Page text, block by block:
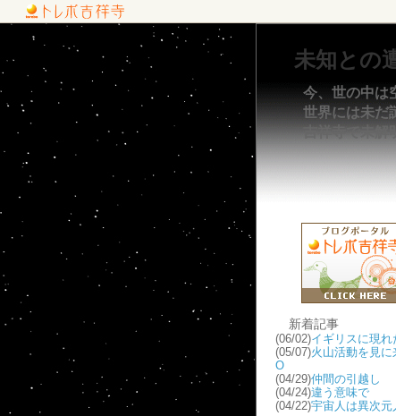
未知との
今、世の中は
世界には未だ
吉祥寺で未解
新着記事
(06/02)イギリスに現れ
(05/07)火山活動を見に
O
(04/29)仲間の引越し
(04/24)違う意味で
(04/22)宇宙人は異次元